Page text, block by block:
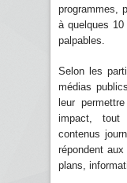
programmes,
à quelques
palpables.
Selon les
médias
leur
impact, tout
contenus
répondent
plans,